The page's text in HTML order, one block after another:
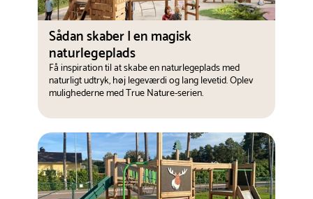
Sådan skaber I en magisk
naturlegeplads
Få inspiration til at skabe en naturlegeplads med
naturligt udtryk, høj legeværdi og lang levetid. Oplev
mulighederne med True Nature-serien.